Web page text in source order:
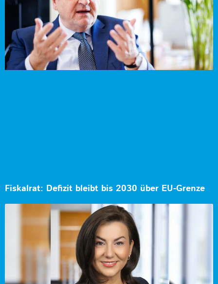
Fiskalrat: Defizit bleibt bis 2030 über EU-Grenze